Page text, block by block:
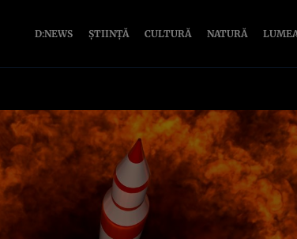
D:NEWS ȘTIINȚĂ CULTURĂ NATURĂ